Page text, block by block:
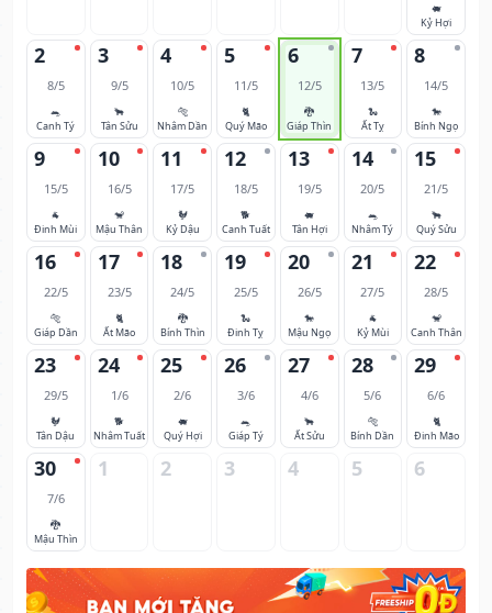
🐖
Kỷ Hợi
2
8/5
🐀
Canh Tý
3
9/5
🐂
Tân Sửu
4
10/5
🐅
Nhâm Dần
5
11/5
🐈
Quý Mão
6
12/5
🐉
Giáp Thìn
7
13/5
🐍
Ất Tỵ
8
14/5
🐎
Bính Ngọ
9
15/5
🐐
Đinh Mùi
10
16/5
🐒
Mậu Thân
11
17/5
🐓
Kỷ Dậu
12
18/5
🐕
Canh Tuất
13
19/5
🐖
Tân Hợi
14
20/5
🐀
Nhâm Tý
15
21/5
🐂
Quý Sửu
16
22/5
🐅
Giáp Dần
17
23/5
🐈
Ất Mão
18
24/5
🐉
Bính Thìn
19
25/5
🐍
Đinh Tỵ
20
26/5
🐎
Mậu Ngọ
21
27/5
🐐
Kỷ Mùi
22
28/5
🐒
Canh Thân
23
29/5
🐓
Tân Dậu
24
1/6
🐕
Nhâm Tuất
25
2/6
🐖
Quý Hợi
26
3/6
🐀
Giáp Tý
27
4/6
🐂
Ất Sửu
28
5/6
🐅
Bính Dần
29
6/6
🐈
Đinh Mão
30
7/6
🐉
Mậu Thìn
1 2 3 4 5 6